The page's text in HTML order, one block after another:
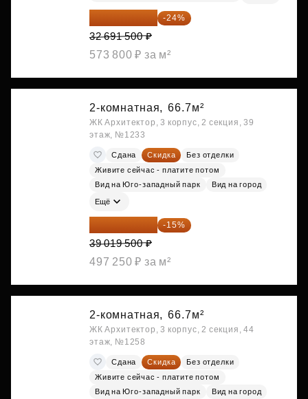
24 845 540 ₽ -24%
32 691 500 ₽
573 800 ₽ за м²
2-комнатная, 66.7м²
ЖК Архитектор, 3 корпус, 2 секция, 39
этаж, №1233
Сдана Скидка
Без отделки
Живите сейчас - платите потом
Вид на Юго-западный парк
Вид на город
Ещё
33 166 575 ₽ -15%
39 019 500 ₽
497 250 ₽ за м²
2-комнатная, 66.7м²
ЖК Архитектор, 3 корпус, 2 секция, 44
этаж, №1258
Сдана Скидка
Без отделки
Живите сейчас - платите потом
Вид на Юго-западный парк
Вид на город